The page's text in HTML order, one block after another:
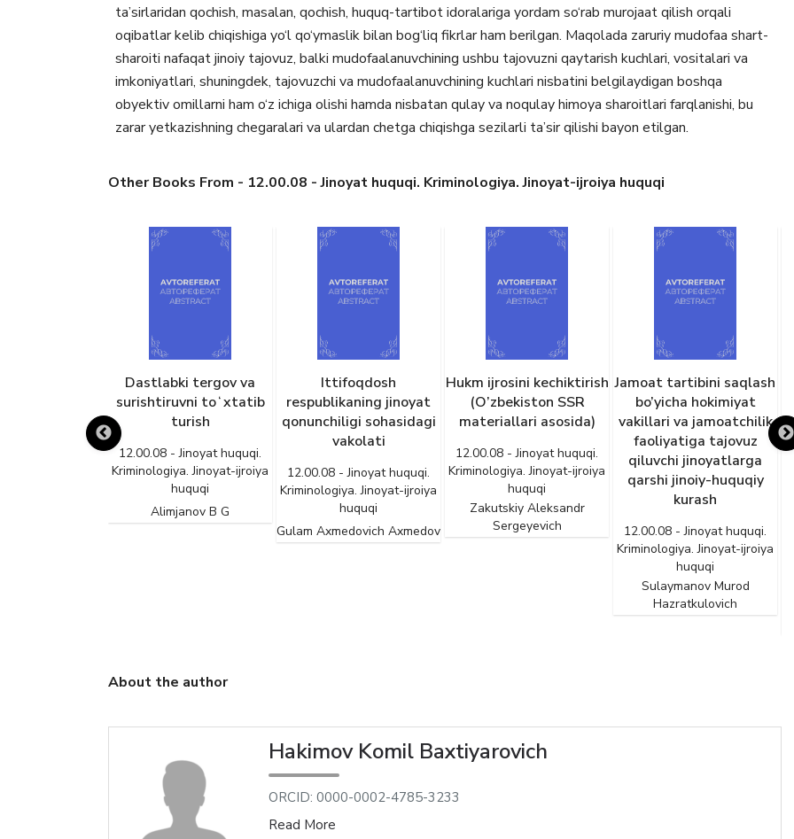
ta’sirlaridan qochish, masalan, qochish, huquq-tartibot idoralariga yordam so‘rab murojaat qilish orqali
oqibatlar kelib chiqishiga yo‘l qo‘ymaslik bilan bog‘liq fikrlar ham berilgan. Maqolada zaruriy mudofaa shart-
sharoiti nafaqat jinoiy tajovuz, balki mudofaalanuvchining ushbu tajovuzni qaytarish kuchlari, vositalari va
imkoniyatlari, shuningdek, tajovuzchi va mudofaalanuvchining kuchlari nisbatini belgilaydigan boshqa
obyektiv omillarni ham o‘z ichiga olishi hamda nisbatan qulay va noqulay himoya sharoitlari farqlanishi, bu
zarar yetkazishning chegaralari va ulardan chetga chiqishga sezilarli ta’sir qilishi bayon etilgan.
Other Books From - 12.00.08 - Jinoyat huquqi. Kriminologiya. Jinoyat-ijroiya huquqi
Dastlabki tergov va
surishtiruvni toʻxtatib
turish
12.00.08 - Jinoyat huquqi.
Kriminologiya. Jinoyat-ijroiya
huquqi
Alimjanov B G
Ittifoqdosh
respublikaning jinoyat
qonunchiligi sohasidagi
vakolati
12.00.08 - Jinoyat huquqi.
Kriminologiya. Jinoyat-ijroiya
huquqi
Gulam Axmedovich Axmedov
Hukm ijrosini kechiktirish
(O’zbekiston SSR
materiallari asosida)
12.00.08 - Jinoyat huquqi.
Kriminologiya. Jinoyat-ijroiya
huquqi
Zakutskiy Aleksandr
Sergeyevich
Jamoat tartibini saqlash
bo’yicha hokimiyat
vakillari va jamoatchilik
faoliyatiga tajovuz
qiluvchi jinoyatlarga
qarshi jinoiy-huquqiy
kurash
12.00.08 - Jinoyat huquqi.
Kriminologiya. Jinoyat-ijroiya
huquqi
Sulaymanov Murod
Hazratkulovich
About the author
Hakimov Komil Baxtiyarovich
ORCID: 0000-0002-4785-3233
Read More